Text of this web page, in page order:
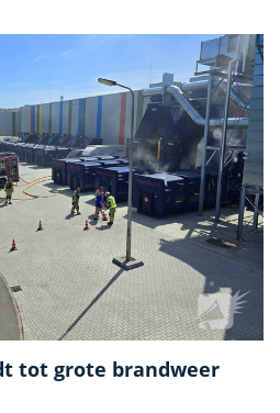
tot grote brandweer